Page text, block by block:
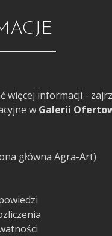
więcej informacji -
w Galerii
główna Agra-Art)